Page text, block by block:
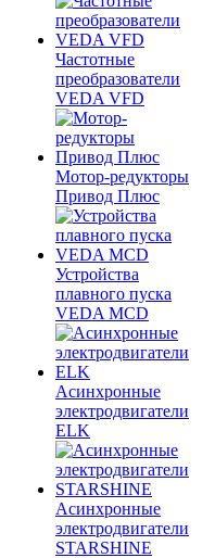
Частотные
преобразователи
VEDA VFD
Мотор-редукторы
Привод Плюс
Устройства
плавного пуска
VEDA MCD
Асинхронные
электродвигатели
ELK
Асинхронные
электродвигатели
STARSHINE